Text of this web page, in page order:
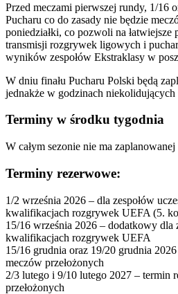
Przed meczami pierwszej rundy, 1/16
Pucharu co do zasady nie będzie
poniedziałki, co pozwoli na łatwiejsze
transmisji rozgrywek ligowych i
wyników zespołów Ekstraklasy w
W dniu finału Pucharu Polski będą
jednakże w godzinach niekolidujących
Terminy w środku tygodnia
W całym sezonie nie ma
Terminy rezerwowe:
1/2 września 2026 – dla zespołów
kwalifikacjach rozgrywek UEFA (5.
15/16 września 2026 – dodatkowy dla
kwalifikacjach rozgrywek UEFA
15/16 grudnia oraz 19/20 grudnia
meczów przełożonych
2/3 lutego i 9/10 lutego 2027 – termin
przełożonych